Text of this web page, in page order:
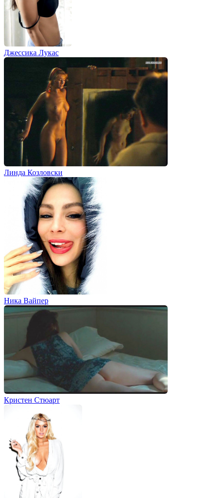
Джессика Лукас
Линда Козловски
Ника Вайпер
Кристен Стюарт